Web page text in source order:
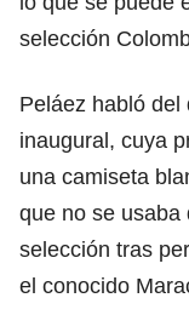
selección
Peláez habló del
inaugural, cuya
una camiseta
que no se usaba
selección tras
el conocido